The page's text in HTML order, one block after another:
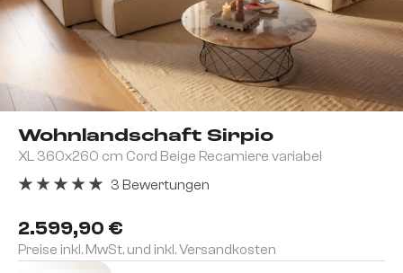
Wohnlandschaft Sirpio
XL 360x260 cm Cord Beige Recamiere variabel
2.599,90 €
Preise inkl. MwSt. und inkl. Versandkosten
3 Bewertungen